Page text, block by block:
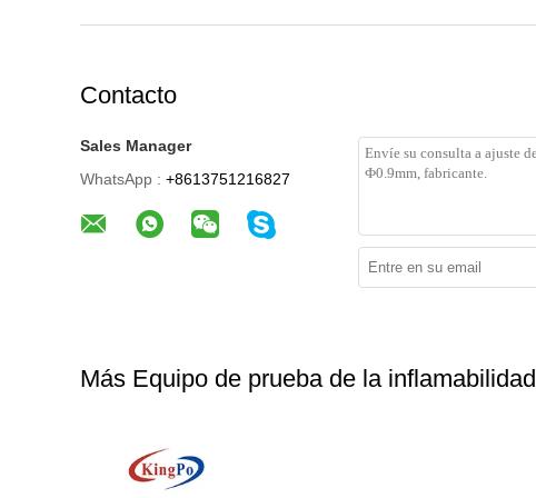
Contacto
Sales Manager
WhatsApp : +8613751216827
Más Equipo de prueba de la inflamabilidad